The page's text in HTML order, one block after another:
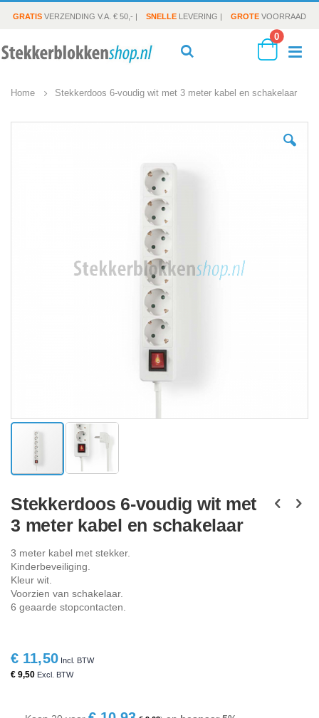
GRATIS VERZENDING V.A. € 50,- | SNELLE LEVERING | GROTE VOORRAAD
Cart
0
Home Stekkerdoos 6-voudig wit met 3 meter kabel en schakelaar
naar
het
begin
de
afbeeldingen-
gallerij
Stekkerdoos 6-voudig wit met
3 meter kabel en schakelaar
3 meter kabel met stekker.
Kinderbeveiliging.
Kleur wit.
Voorzien van schakelaar.
6 geaarde stopcontacten.
€ 11,50
€ 9,50